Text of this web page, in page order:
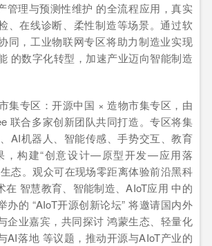
管理与预测性维护 的全流程应用，真实
、在线诊断、柔性制造等场景。通过软
同，工业物联网专区将助力制造业实现
的数字化转型，加速产业迈向智能制造
集专区：开源中国 × 造物市集专区，由
联合多家创新团队共同打造。专区将集
AI机器人、智能传感、手势交互、教育
，构建“创意设计—原型开发—应用落
态。观众可在现场零距离体验前沿黑科
在 智慧教育、智能制造、AIoT应用 中的
办的 “AIoT开源创新论坛” 将邀请国内外
企业嘉宾，共同探讨 鸿蒙生态、轻量化
AI落地 等议题，推动开源与AIoT产业的